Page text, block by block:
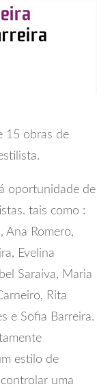
15 obras de
oportunidade de
tais como :
Ana Romero,
Evelina
Saraiva, Maria
Rita
e Sofia Barreira.
estilo de
uma